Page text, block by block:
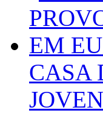
CASA